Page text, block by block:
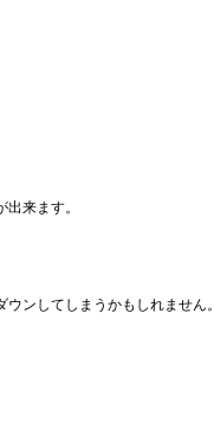
来ます。
ンしてしまうかもしれません。